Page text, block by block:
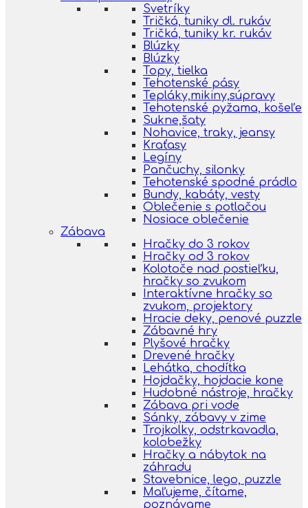
Svetríky
Tričká, tuniky dl. rukáv
Tričká, tuniky kr. rukáv
Blúzky
Blúzky
Topy, tielka
Tehotenské pásy
Tepláky,mikiny,súpravy
Tehotenské pyžama, košeľe
Sukne,šaty
Nohavice, traky, jeansy
Kraťasy
Legíny
Pančuchy, silonky
Tehotenské spodné prádlo
Bundy, kabáty, vesty
Oblečenie s potlačou
Nosiace oblečenie
Zábava
Hračky do 3 rokov
Hračky od 3 rokov
Kolotoče nad postieľku,
hračky so zvukom
Interaktívne hračky so
zvukom, projektory
Hracie deky, penové puzzle
Zábavné hry
Plyšové hračky
Drevené hračky
Lehátka, chodítka
Hojdačky, hojdacie kone
Hudobné nástroje, hračky
Zábava pri vode
Sánky, zábavy v zime
Trojkolky, odstrkavadla,
kolobežky
Hračky a nábytok na
záhradu
Stavebnice, lego, puzzle
Maľujeme, čítame,
poznávame